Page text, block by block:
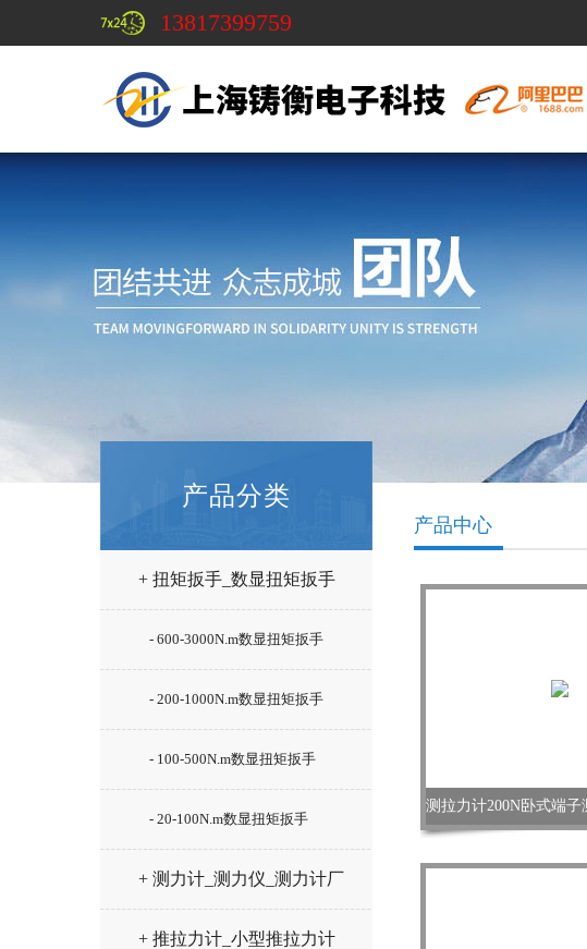
13817399759
产品分类
+ 扭矩扳手_数显扭矩扳手
- 600-3000N.m数显扭矩扳手
- 200-1000N.m数显扭矩扳手
- 100-500N.m数显扭矩扳手
- 20-100N.m数显扭矩扳手
+ 测力计_测力仪_测力计厂
家
+ 推拉力计_小型推拉力计
产品中心